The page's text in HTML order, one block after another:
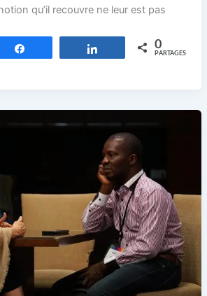
qu’il recouvre ne leur est pas
Partagez 0
PARTAGES